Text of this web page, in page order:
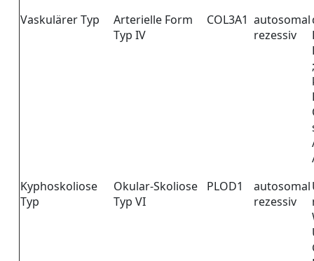
Vaskulärer Typ
Arterielle Form
Typ IV
COL3A1 autosomal
rezessiv
Kyphoskoliose
Typ
Okular-Skoliose
Typ VI
PLOD1
autosomal
rezessiv